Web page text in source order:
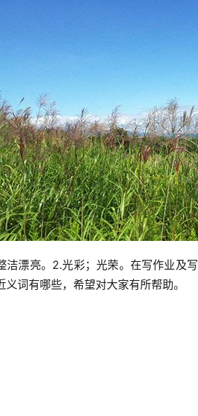
洁漂亮。2.光彩；光荣。在写作业及
义词有哪些，希望对大家有所帮助。